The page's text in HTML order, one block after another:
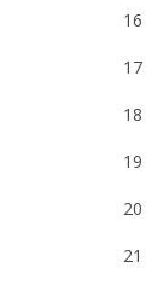
16
17
18
19
20
21